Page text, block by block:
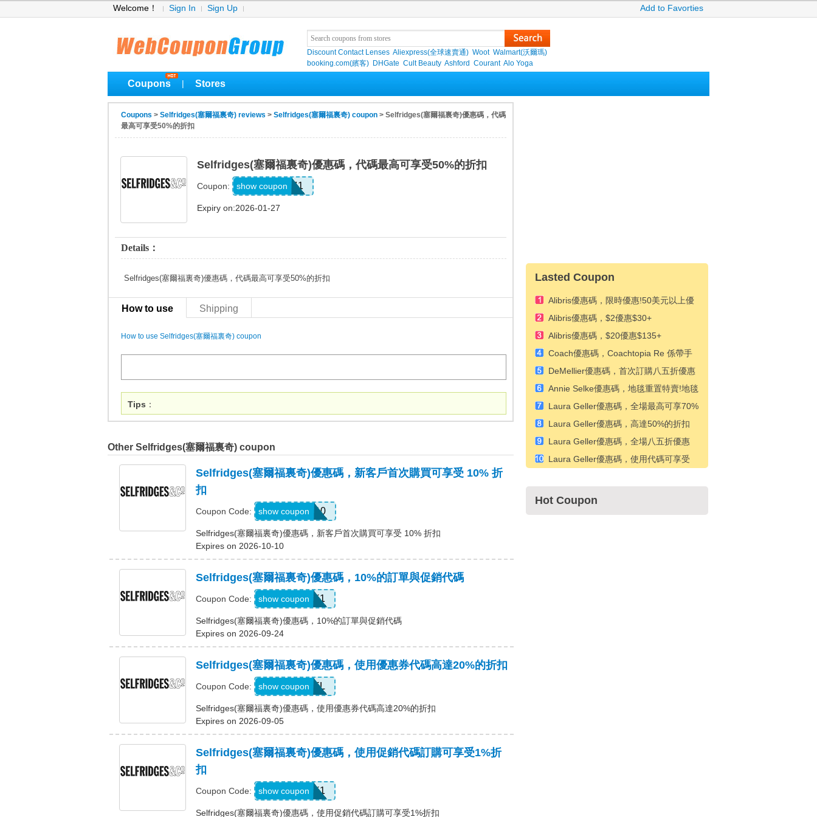
Welcome！ Sign In Sign Up Add to Favorties
Discount Contact Lenses Aliexpress(全球速賣通) Woot Walmart(沃爾瑪)
booking.com(繽客) DHGate Cult Beauty Ashford Courant Alo Yoga
Coupons Stores
Coupons > Selfridges(塞爾福裏奇) reviews > Selfridges(塞爾福裏奇) coupon > Selfridges(塞爾福裏奇)優惠碼，代碼
最高可享受50%的折扣
Selfridges(塞爾福裏奇)優惠碼，代碼最高可享受50%的折扣
Coupon: HELLO41
show coupon
Expiry on:2026-01-27
Details：
Selfridges(塞爾福裏奇)優惠碼，代碼最高可享受50%的折扣
How to use Shipping
How to use Selfridges(塞爾福裏奇) coupon
Tips ：
Other Selfridges(塞爾福裏奇) coupon
Selfridges(塞爾福裏奇)優惠碼，新客戶首次購買可享受 10% 折
扣
Coupon Code: WELCOME10
show coupon
Selfridges(塞爾福裏奇)優惠碼，新客戶首次購買可享受 10% 折扣
Expires on 2026-10-10
Selfridges(塞爾福裏奇)優惠碼，10%的訂單與促銷代碼
Coupon Code: UNLOCK1
show coupon
Selfridges(塞爾福裏奇)優惠碼，10%的訂單與促銷代碼
Expires on 2026-09-24
Selfridges(塞爾福裏奇)優惠碼，使用優惠券代碼高達20%的折扣
Coupon Code: USFREEDEL
show coupon
Selfridges(塞爾福裏奇)優惠碼，使用優惠券代碼高達20%的折扣
Expires on 2026-09-05
Selfridges(塞爾福裏奇)優惠碼，使用促銷代碼訂購可享受1%折
扣
Coupon Code: UNLOCK1
show coupon
Selfridges(塞爾福裏奇)優惠碼，使用促銷代碼訂購可享受1%折扣
Lasted Coupon
Alibris優惠碼，限時優惠!50美元以上優
惠5美元
Alibris優惠碼，$2優惠$30+
Alibris優惠碼，$20優惠$135+
Coach優惠碼，Coachtopia Re 係帶手
提包的免費繩索
DeMellier優惠碼，首次訂購八五折優惠
Annie Selke優惠碼，地毯重置特賣!地毯
八折優惠
Laura Geller優惠碼，全場最高可享70%
折扣 + 50美元以上可享10美元折扣
Laura Geller優惠碼，高達50%的折扣
+額外20%的折扣
Laura Geller優惠碼，全場八五折優惠
Laura Geller優惠碼，使用代碼可享受
Hot Coupon